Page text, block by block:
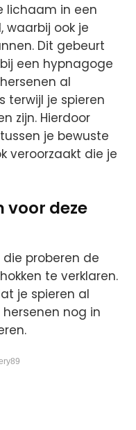
lichaam in een
waarbij ook je
Dit gebeurt
een hypnagoge
al
terwijl je spieren
zijn. Hierdoor
je bewuste
veroorzaakt die je
voor deze
die proberen de
te verklaren.
je spieren al
hersenen nog in